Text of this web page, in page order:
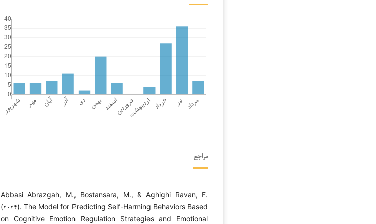
مراجع
Abbasi Abrazgah, M., Bostansara, M., & Aghighi Ravan, F.
(۲۰۲۴). The Model for Predicting Self-Harming Behaviors Based
on Cognitive Emotion Regulation Strategies and Emotional